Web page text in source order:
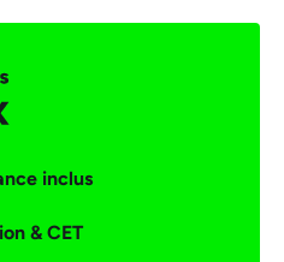
inclus
& CET